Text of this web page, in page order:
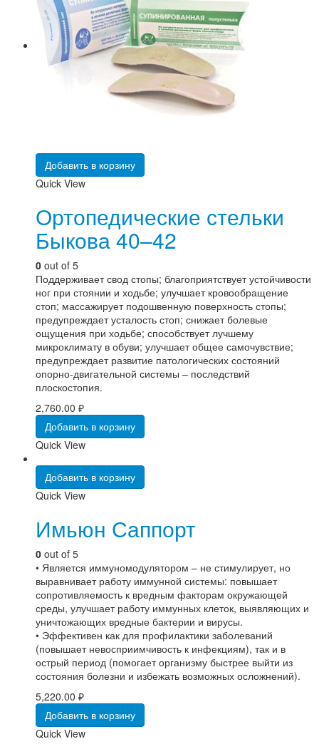
Добавить в корзину
Quick View
Ортопедические стельки
Быкова 40–42
0 out of 5
Поддерживает свод стопы; благоприятствует устойчивости
ног при стоянии и ходьбе; улучшает кровообращение
стоп; массажирует подошвенную поверхность стопы;
предупреждает усталость стоп; снижает болевые
ощущения при ходьбе; способствует лучшему
микроклимату в обуви; улучшает общее самочувствие;
предупреждает развитие патологических состояний
опорно-двигательной системы – последствий
плоскостопия.
2,760.00 ₽
Добавить в корзину
Quick View
Добавить в корзину
Quick View
Имьюн Саппорт
0 out of 5
• Является иммуномодулятором – не стимулирует, но
выравнивает работу иммунной системы: повышает
сопротивляемость к вредным факторам окружающей
среды, улучшает работу иммунных клеток, выявляющих и
уничтожающих вредные бактерии и вирусы.
• Эффективен как для профилактики заболеваний
(повышает невосприимчивость к инфекциям), так и в
острый период (помогает организму быстрее выйти из
состояния болезни и избежать возможных осложнений).
5,220.00 ₽
Добавить в корзину
Quick View